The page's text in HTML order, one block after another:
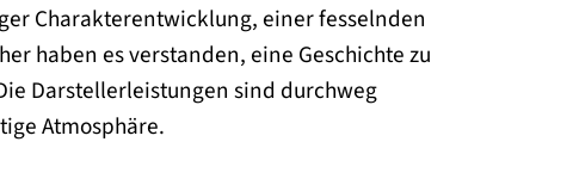
Charakterentwicklung, einer fesselnden
haben es verstanden, eine Geschichte zu
Darstellerleistungen sind durchweg
Atmosphäre.